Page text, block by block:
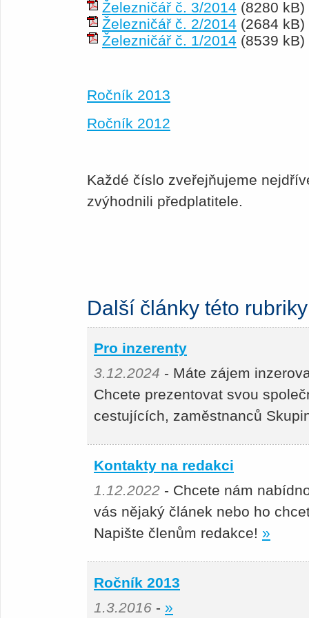
Železničář č. 3/2014 (8280 kB)
Železničář č. 2/2014 (2684 kB)
Železničář č. 1/2014 (8539 kB)
Ročník 2013
Ročník 2012
Každé číslo zveřejňujeme
zvýhodnili předplatitele.
Další články této rubriky
Pro inzerenty
3.12.2024 - Máte zájem
Chcete prezentovat svou
cestujících, zaměstnanců
Kontakty na redakci
1.12.2022 - Chcete nám
vás nějaký článek nebo ho
Napište členům redakce! »
Ročník 2013
1.3.2016 - »